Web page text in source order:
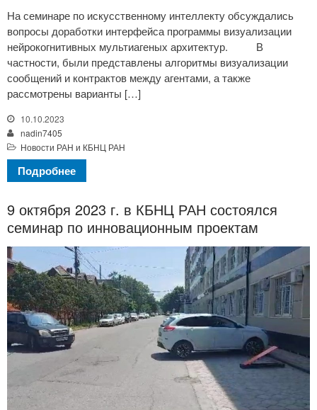
На семинаре по искусственному интеллекту обсуждались
вопросы доработки интерфейса программы визуализации
нейрокогнитивных мультиагеных архитектур. В
частности, были представлены алгоритмы визуализации
сообщений и контрактов между агентами, а также
рассмотрены варианты […]
10.10.2023
nadin7405
Новости РАН и КБНЦ РАН
Подробнее
9 октября 2023 г. в КБНЦ РАН состоялся
семинар по инновационным проектам